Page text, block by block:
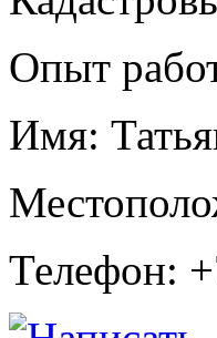
Опыт
Имя:
Телефон: